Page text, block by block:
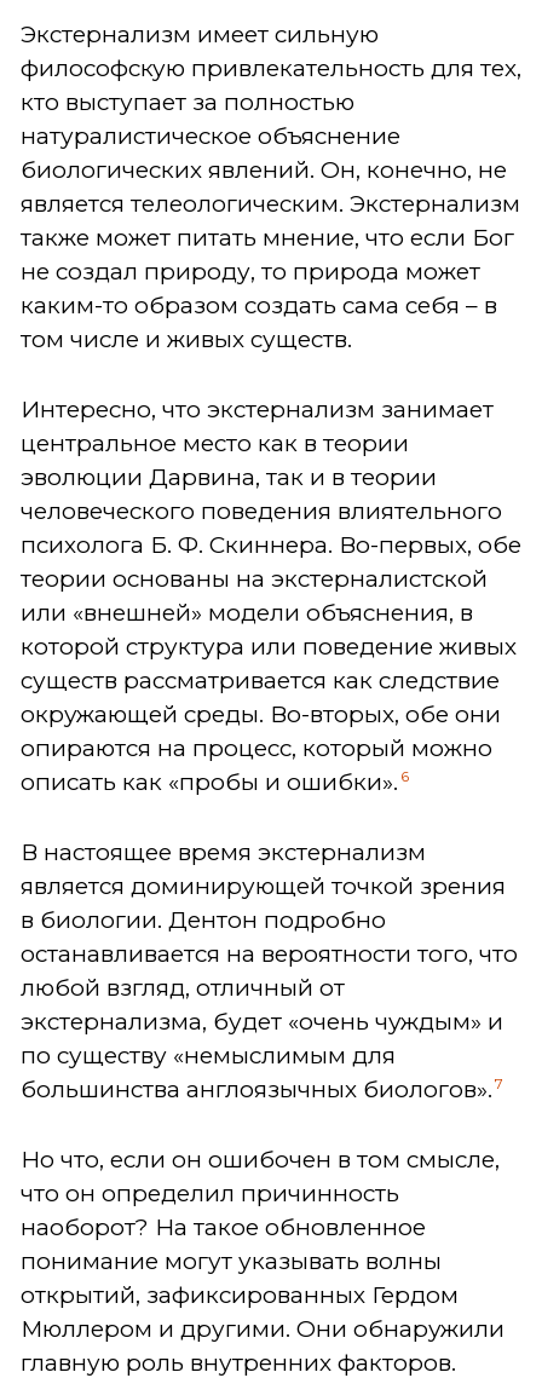
Экстернализм имеет сильную
философскую привлекательность для тех,
кто выступает за полностью
натуралистическое объяснение
биологических явлений. Он, конечно, не
является телеологическим. Экстернализм
также может питать мнение, что если Бог
не создал природу, то природа может
каким-то образом создать сама себя – в
том числе и живых существ.
Интересно, что экстернализм занимает
центральное место как в теории
эволюции Дарвина, так и в теории
человеческого поведения влиятельного
психолога Б. Ф. Скиннера. Во-первых, обе
теории основаны на экстерналистской
или «внешней» модели объяснения, в
которой структура или поведение живых
существ рассматривается как следствие
окружающей среды. Во-вторых, обе они
опираются на процесс, который можно
описать как «пробы и ошибки». 6
В настоящее время экстернализм
является доминирующей точкой зрения
в биологии. Дентон подробно
останавливается на вероятности того, что
любой взгляд, отличный от
экстернализма, будет «очень чуждым» и
по существу «немыслимым для
большинства англоязычных биологов». 7
Но что, если он ошибочен в том смысле,
что он определил причинность
наоборот? На такое обновленное
понимание могут указывать волны
открытий, зафиксированных Гердом
Мюллером и другими. Они обнаружили
главную роль внутренних факторов.